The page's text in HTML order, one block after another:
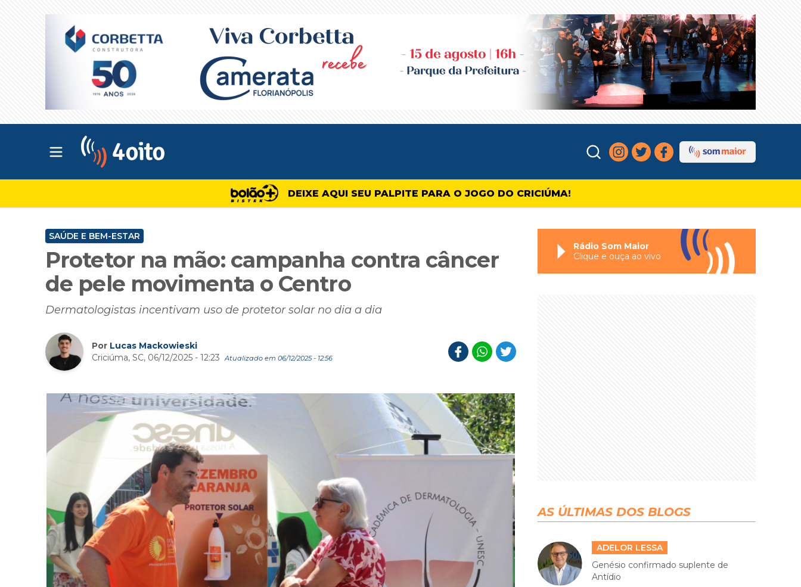
Abrir menu principal
DEIXE AQUI SEU PALPITE PARA O JOGO DO CRICIÚMA!
SAÚDE E BEM-ESTAR
Protetor na mão: campanha contra câncer
de pele movimenta o Centro
Dermatologistas incentivam uso de protetor solar no dia a dia
Por Lucas Mackowieski
Criciúma, SC, 06/12/2025 - 12:23
Atualizado em 06/12/2025 - 12:56
Rádio Som Maior
Clique e ouça ao vivo
AS ÚLTIMAS DOS BLOGS
ADELOR LESSA
Genésio confirmado suplente de
Antídio